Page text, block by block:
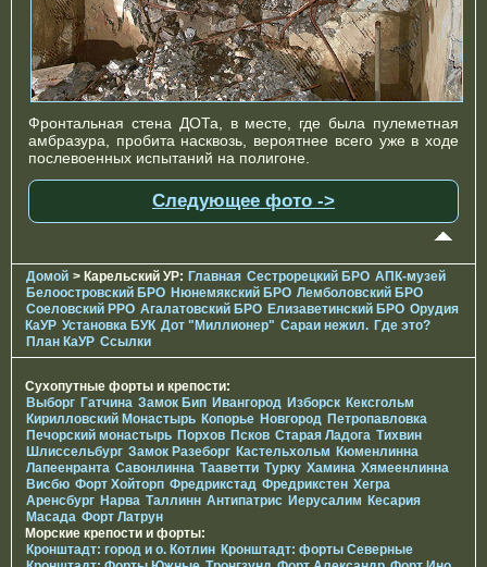
Фронтальная стена ДОТа, в месте, где была пулеметная
амбразура, пробита насквозь, вероятнее всего уже в ходе
послевоенных испытаний на полигоне.
Следующее фото ->
Домой > Карельский УР: Главная Сестрорецкий БРО АПК-музей
Белоостровский БРО Нюнемякский БРО Лемболовский БРО
Соеловский РРО Агалатовский БРО Елизаветинcкий БРО Орудия
КаУР Установка БУК Дот "Миллионер" Сараи нежил. Где это?
План КаУР Ссылки
Сухопутные форты и крепости:
Выборг Гатчина Замок Бип Ивангород Изборск Кексгольм
Кирилловский Монастырь Копорье Новгород Петропавловка
Печорcкий монастырь Порхов Псков Старая Ладога Тихвин
Шлиссельбург Замок Разеборг Кастельхольм Кюменлинна
Лапеенранта Савонлинна Тааветти Турку Хамина Хямеенлинна
Висбю Форт Хойторп Фредрикстад Фредрикстен Хегра
Аренсбург Нарва Таллинн Антипатрис Иерусалим Кесария
Масада Форт Латрун
Морские крепости и форты:
Кронштадт: город и о. Котлин Кронштадт: форты Северные